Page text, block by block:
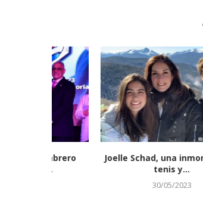
Padres de Javier predijeron que
lanzaría partido sin...